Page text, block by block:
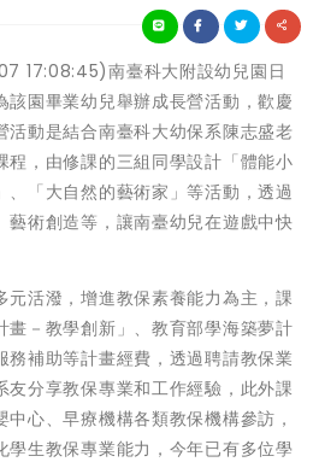
17:08:45)南臺科大附設幼兒園日
該園畢業幼兒舉辦成長營活動，歡慶
活動是結合南臺科大幼保系陳志盛老
程，由修課的三組同學設計「體能小
、「大自然的藝術家」等活動，透過
藝術創造等，讓南臺幼兒在遊戲中快
元活潑，增進教保素養能力為主，課
畫－教學創新」、教育部學海築夢計
務補助等計畫經費，透過聘請教保業
友分享教保專業和工作經驗，此外課
心、早療機構各類教保機構參訪，
學生教保專業能力，今年已有多位學